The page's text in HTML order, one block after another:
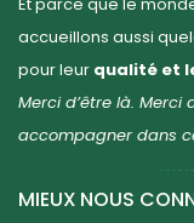
Et parce que le
accueillons aussi
pour leur qualité et
Merci d’être là. Merci
accompagner dans
MIEUX NOUS